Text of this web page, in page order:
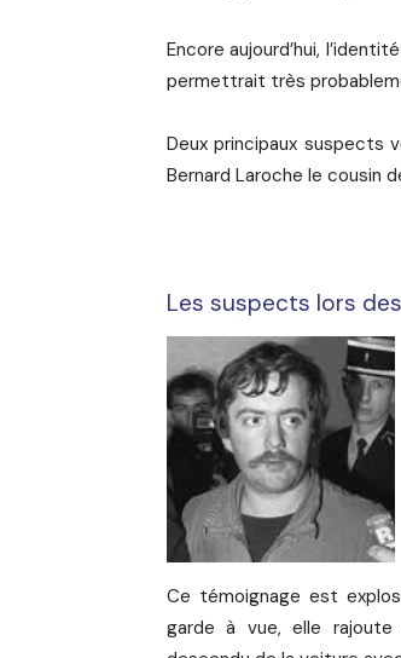
Encore aujourd’hui,
permettrait très
Deux principaux suspects
Bernard Laroche le cousin
Les suspects lors
Ce témoignage est
garde à vue, elle rajoute